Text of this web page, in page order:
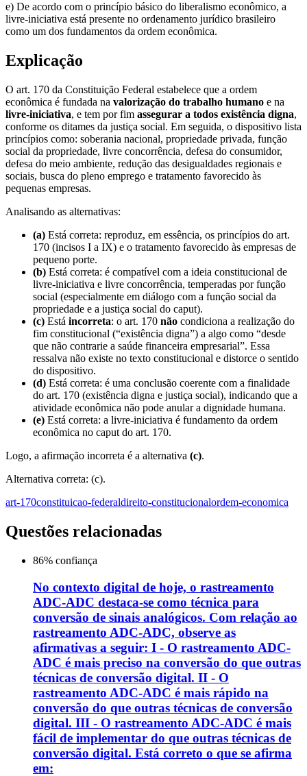
e) De acordo com o princípio básico do liberalismo econômico, a
livre-iniciativa está presente no ordenamento jurídico brasileiro
como um dos fundamentos da ordem econômica.
Explicação
O art. 170 da Constituição Federal estabelece que a ordem
econômica é fundada na valorização do trabalho humano e na
livre-iniciativa, e tem por fim assegurar a todos existência digna,
conforme os ditames da justiça social. Em seguida, o dispositivo lista
princípios como: soberania nacional, propriedade privada, função
social da propriedade, livre concorrência, defesa do consumidor,
defesa do meio ambiente, redução das desigualdades regionais e
sociais, busca do pleno emprego e tratamento favorecido às
pequenas empresas.
Analisando as alternativas:
(a) Está correta: reproduz, em essência, os princípios do art.
170 (incisos I a IX) e o tratamento favorecido às empresas de
pequeno porte.
(b) Está correta: é compatível com a ideia constitucional de
livre-iniciativa e livre concorrência, temperadas por função
social (especialmente em diálogo com a função social da
propriedade e a justiça social do caput).
(c) Está incorreta: o art. 170 não condiciona a realização do
fim constitucional (“existência digna”) a algo como “desde
que não contrarie a saúde financeira empresarial”. Essa
ressalva não existe no texto constitucional e distorce o sentido
do dispositivo.
(d) Está correta: é uma conclusão coerente com a finalidade
do art. 170 (existência digna e justiça social), indicando que a
atividade econômica não pode anular a dignidade humana.
(e) Está correta: a livre-iniciativa é fundamento da ordem
econômica no caput do art. 170.
Logo, a afirmação incorreta é a alternativa (c).
Alternativa correta: (c).
art-170constituicao-federaldireito-constitucionalordem-economica
Questões relacionadas
86% confiança
No contexto digital de hoje, o rastreamento
ADC-ADC destaca-se como técnica para
conversão de sinais analógicos. Com relação ao
rastreamento ADC-ADC, observe as
afirmativas a seguir: I - O rastreamento ADC-
ADC é mais preciso na conversão do que outras
técnicas de conversão digital. II - O
rastreamento ADC-ADC é mais rápido na
conversão do que outras técnicas de conversão
digital. III - O rastreamento ADC-ADC é mais
fácil de implementar do que outras técnicas de
conversão digital. Está correto o que se afirma
em: